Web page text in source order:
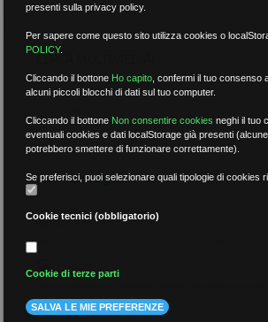
CERCA MULTIMEDIA:
per tipologia
Video
Gallery
Tutti
presenti sulla privacy policy.
Per sapere come questo sito utilizza cookies o
POLICY.
Cliccando il bottone Ho capito,confermi il tuo consenso
alcuni piccoli blocchi di dati sul tuo computer.
Cliccando il bottone Non consentire cookies neghi il tuo
eventuali cookies e dati localStorage già presenti
potrebbero smettere di funzionare correttamente).
Se preferisci, puoi selezionare quali tipologie di cookies
Cookie tecnici (obbligatorio)
Cookie di terze parti
SALVA LE MIE PREFERENZE